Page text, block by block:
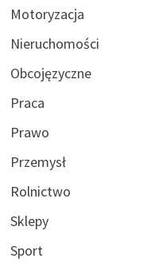
Motoryzacja
Nieruchomości
Obcojęzyczne
Praca
Prawo
Przemysł
Rolnictwo
Sklepy
Sport